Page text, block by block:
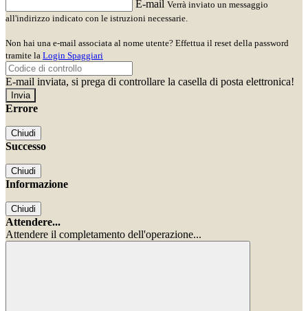
E-mail Verrà inviato un messaggio
all'indirizzo indicato con le istruzioni necessarie.
Non hai una e-mail associata al nome utente? Effettua il reset della password
tramite la Login Spaggiari
E-mail inviata, si prega di controllare la casella di posta elettronica!
Errore
Chiudi
Successo
Chiudi
Informazione
Chiudi
Attendere...
Attendere il completamento dell'operazione...